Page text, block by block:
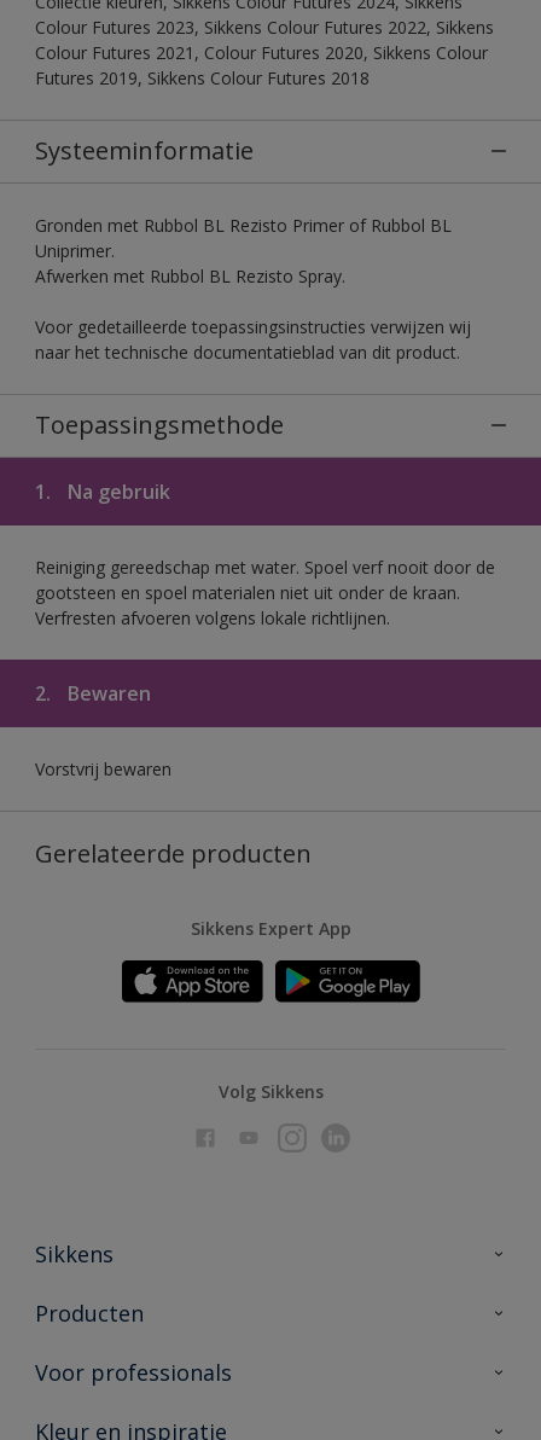
Colour Futures 2023, Sikkens Colour Futures 2022, Sikkens
Colour Futures 2021, Colour Futures 2020, Sikkens Colour
Futures 2019, Sikkens Colour Futures 2018
Systeeminformatie
Gronden met Rubbol BL Rezisto Primer of Rubbol BL
Uniprimer.
Afwerken met Rubbol BL Rezisto Spray.
Voor gedetailleerde toepassingsinstructies verwijzen wij
naar het technische documentatieblad van dit product.
Toepassingsmethode
1. Na gebruik
Reiniging gereedschap met water. Spoel verf nooit door de
gootsteen en spoel materialen niet uit onder de kraan.
Verfresten afvoeren volgens lokale richtlijnen.
2. Bewaren
Vorstvrij bewaren
Gerelateerde producten
Sikkens Expert App
Volg Sikkens
Sikkens
Over Sikkens
Duurzaamheid
Producten
Producten voor binnen
Voor professionals
Advies & service
Kleur en inspiratie